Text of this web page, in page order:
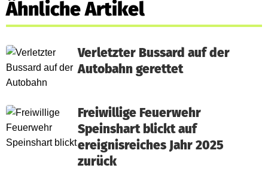
Ähnliche Artikel
Verletzter Bussard auf der
Autobahn gerettet
Freiwillige Feuerwehr
Speinshart blickt auf
ereignisreiches Jahr 2025
zurück